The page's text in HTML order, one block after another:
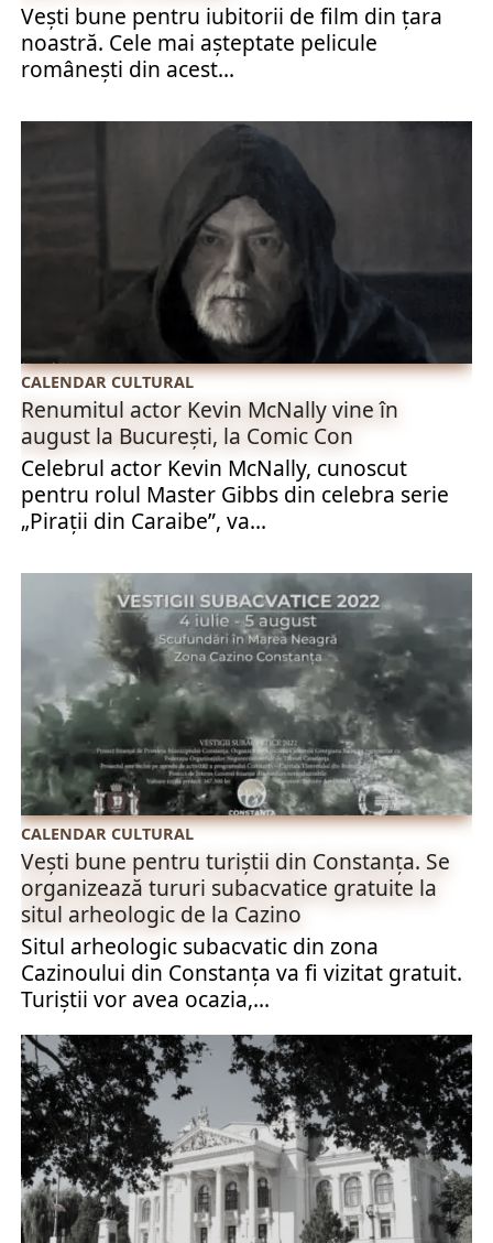
Vești bune pentru iubitorii de film din țara
noastră. Cele mai așteptate pelicule
românești din acest...
CALENDAR CULTURAL
Renumitul actor Kevin McNally vine în
august la București, la Comic Con
Celebrul actor Kevin McNally, cunoscut
pentru rolul Master Gibbs din celebra serie
„Pirații din Caraibe”, va...
CALENDAR CULTURAL
Vești bune pentru turiștii din Constanța. Se
organizează tururi subacvatice gratuite la
situl arheologic de la Cazino
Situl arheologic subacvatic din zona
Cazinoului din Constanța va fi vizitat gratuit.
Turiștii vor avea ocazia,...